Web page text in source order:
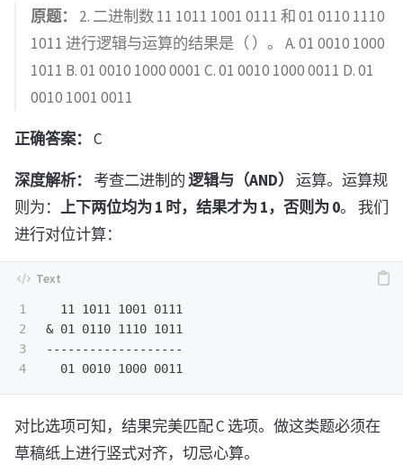
原题：
2. 二进制数 11 1011 1001 0111 和 01 0110 1110
1011 进行逻辑与运算的结果是（ ）。 A. 01 0010 1000
1011 B. 01 0010 1000 0001 C. 01 0010 1000 0011 D. 01
0010 1001 0011
正确答案： C
深度解析： 考查二进制的逻辑与（AND）
运算。运算规
则为： 上下两位均为 1 时，结果才为 1，否则为 0。 我们
进行对位计算：
1
2
3
  11 1011 1001 0111
& 01 0110 1110 1011
-------------------
对比选项可知，结果完美匹配 C 选项。做这类题必须在
草稿纸上进行竖式对齐，切忌心算。